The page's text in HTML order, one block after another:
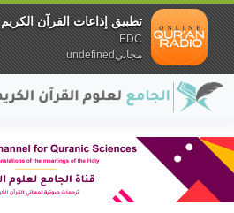
تطبيق إذاعات القرآن الكريم
EDC
مجانيundefined